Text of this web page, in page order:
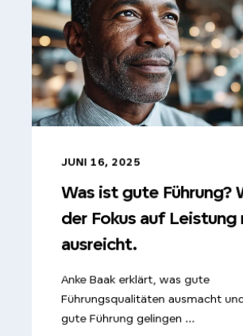
JUNI 16, 2025
Was ist gute Führung?
der Fokus auf Leistung
ausreicht.
Anke Baak erklärt, was gute
Führungsqualitäten ausmacht
gute Führung gelingen ...